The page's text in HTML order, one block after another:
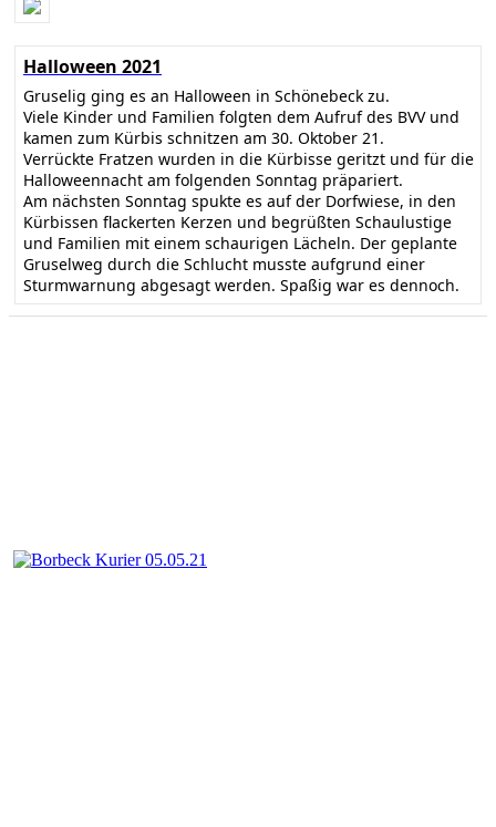
Halloween 2021
Gruselig ging es an Halloween in Schönebeck zu.
Viele Kinder und Familien folgten dem Aufruf des BVV und
kamen zum Kürbis schnitzen am 30. Oktober 21.
Verrückte Fratzen wurden in die Kürbisse geritzt und für die
Halloweennacht am folgenden Sonntag präpariert.
Am nächsten Sonntag spukte es auf der Dorfwiese, in den
Kürbissen flackerten Kerzen und begrüßten Schaulustige
und Familien mit einem schaurigen Lächeln. Der geplante
Gruselweg durch die Schlucht musste aufgrund einer
Sturmwarnung abgesagt werden. Spaßig war es dennoch.